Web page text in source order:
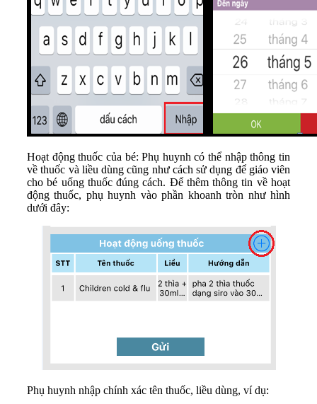
Hoạt động thuốc của bé: Phụ huynh có thể nhập thông tin
về thuốc và liều dùng cũng như cách sử dụng để giáo viên
cho bé uống thuốc đúng cách. Để thêm thông tin về hoạt
động thuốc, phụ huynh vào phần khoanh tròn như hình
dưới đây:
Phụ huynh nhập chính xác tên thuốc, liều dùng, ví dụ: